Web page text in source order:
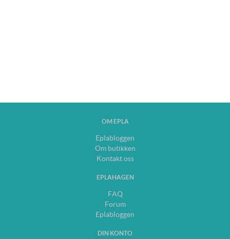
OM EPLA
Eplabloggen
Om butikken
Kontakt oss
EPLAHAGEN
FAQ
Forum
Eplabloggen
DIN KONTO